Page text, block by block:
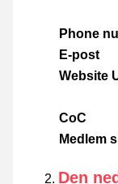
Phone
E-post
Website
CoC
Medlem
Den